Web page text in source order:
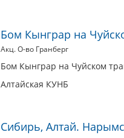
Бом Кынграр на
Акц. О-во Гранберг
Бом Кынграр на Чуйском
Алтайская КУНБ
Сибирь, Алтай.